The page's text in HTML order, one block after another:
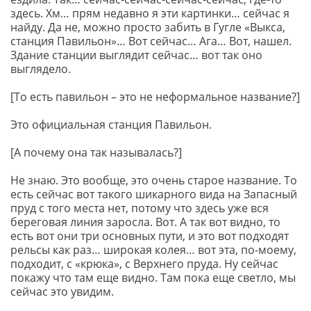
здесь. Хм… прям недавно я эти картинки… сейчас я
найду. Да не, можно просто забить в Гугле «Выкса,
станция Павильон»… Вот сейчас… Ага… Вот, нашел.
Здание станции выглядит сейчас… вот так оно
выглядело.
[То есть павильон – это не неформальное название?]
Это официальная станция Павильон.
[А почему она так называлась?]
Не знаю. Это вообще, это очень старое название. То
есть сейчас вот такого шикарного вида на Запасный
пруд с того места нет, потому что здесь уже вся
береговая линия заросла. Вот. А так вот видно, то
есть вот они три основных пути, и это вот подходят
рельсы как раз… широкая колея… вот эта, по-моему,
подходит, с «крюка», с Верхнего пруда. Ну сейчас
покажу что там еще видно. Там пока еще светло, мы
сейчас это увидим.